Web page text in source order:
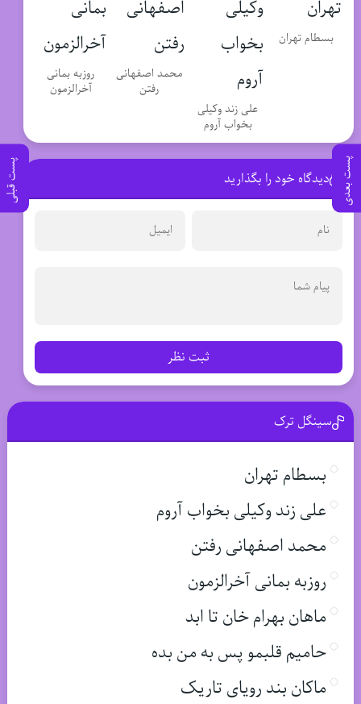
پست بعدی پست قبلی
بسطام تهران
علی زند وکیلی
بخواب آروم
محمد اصفهانی
رفتن
روزبه بمانی
آخرالزمون
دیدگاه خود را بگذارید
ثبت نظر
سینگل ترک
بسطام تهران
علی زند وکیلی بخواب آروم
محمد اصفهانی رفتن
روزبه بمانی آخرالزمون
ماهان بهرام خان تا ابد
حامیم قلبمو پس به من بده
ماکان بند رویای تاریک